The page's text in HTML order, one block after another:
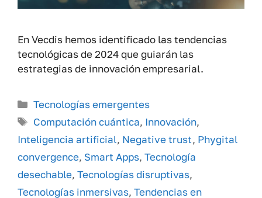
En Vecdis hemos identificado las tendencias
tecnológicas de 2024 que guiarán las
estrategias de innovación empresarial.
Categorías
Tecnologías emergentes
Etiquetas
Computación cuántica, Innovación,
Inteligencia artificial, Negative trust, Phygital
convergence, Smart Apps, Tecnología
desechable, Tecnologías disruptivas,
Tecnologías inmersivas, Tendencias en